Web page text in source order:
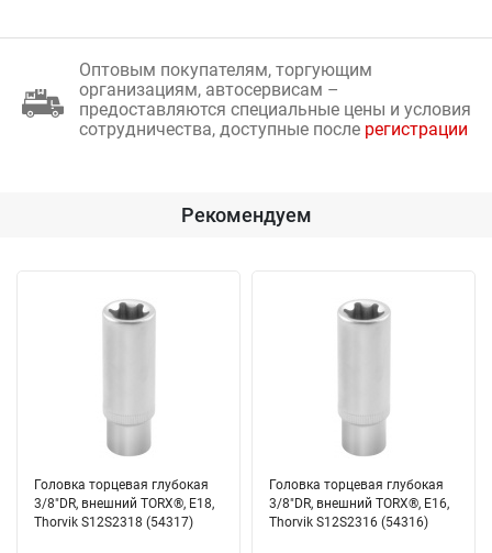
Оптовым покупателям, торгующим
организациям, автосервисам –
предоставляются специальные цены и условия
сотрудничества, доступные после регистрации
Рекомендуем
Головка торцевая глубокая
3/8"DR, внешний TORX®, Е18,
Thorvik S12S2318 (54317)
Головка торцевая глубокая
3/8"DR, внешний TORX®, Е16,
Thorvik S12S2316 (54316)